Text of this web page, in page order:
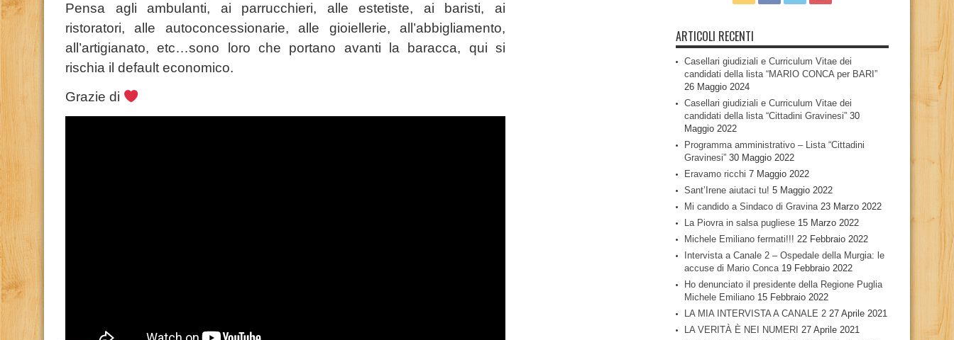
Pensa agli ambulanti, ai parrucchieri, alle estetiste, ai baristi, ai
ristoratori, alle autoconcessionarie, alle gioiellerie, all’abbigliamento,
all’artigianato, etc…sono loro che portano avanti la baracca, qui si
rischia il default economico.
Grazie di
ARTICOLI RECENTI
Casellari giudiziali e Curriculum Vitae dei
candidati della lista “MARIO CONCA per BARI”
26 Maggio 2024
Casellari giudiziali e Curriculum Vitae dei
candidati della lista “Cittadini Gravinesi” 30
Maggio 2022
Programma amministrativo – Lista “Cittadini
Gravinesi” 30 Maggio 2022
Eravamo ricchi 7 Maggio 2022
Sant’Irene aiutaci tu! 5 Maggio 2022
Mi candido a Sindaco di Gravina 23 Marzo 2022
La Piovra in salsa pugliese 15 Marzo 2022
Michele Emiliano fermati!!! 22 Febbraio 2022
Intervista a Canale 2 – Ospedale della Murgia: le
accuse di Mario Conca 19 Febbraio 2022
Ho denunciato il presidente della Regione Puglia
Michele Emiliano 15 Febbraio 2022
LA MIA INTERVISTA A CANALE 2 27 Aprile 2021
LA VERITÀ È NEI NUMERI 27 Aprile 2021